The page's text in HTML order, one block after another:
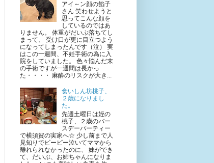
アイ～ン顔の餡子
さん 笑わせようと
思ってこんな顔を
しているのではあ
りません。 体重がだいぶ落ちてし
まって、 受け口が更に目立つよう
になってしまったんです（泣） 実
はこの一週間、不妊手術の為に入
院をしていました。 色々悩んだ末
の手術ですが一週間は長かっ
た・・・・ 麻酔のリスクが大き...
食いしん坊桃子、
２歳になりまし
た。
先週土曜日は姪の
桃子、２歳のバー
スデーパーティー
で横須賀の実家へ☆ 少し前まで人
見知りでビービー泣いてママから
離れられなかったのに、 妹ができ
て、だいぶ、お姉ちゃんになりま